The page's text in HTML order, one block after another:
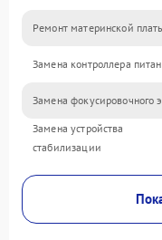
Ремонт материнской
Замена контроллера
Замена фокусировочного
Замена устройства
стабилизации